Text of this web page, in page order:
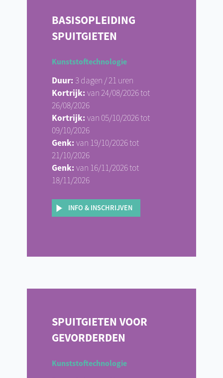
BASISOPLEIDING
SPUITGIETEN
Kunststoftechnologie
Duur: 3 dagen / 21 uren
Kortrijk: van 24/08/2026 tot
26/08/2026
Kortrijk: van 05/10/2026 tot
09/10/2026
Genk: van 19/10/2026 tot
21/10/2026
Genk: van 16/11/2026 tot
18/11/2026
INFO & INSCHRIJVEN
SPUITGIETEN VOOR
GEVORDERDEN
Kunststoftechnologie